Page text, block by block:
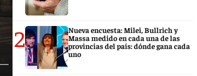
2
Nueva encuesta: Milei, Bullrich y
Massa medido en cada una de las
provincias del país: dónde gana cada
uno